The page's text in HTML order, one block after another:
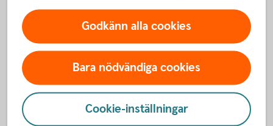
Ramavtal billeasing (5 bilar ochuppåt)
Bilpark via Autoplan (20 bilar ochuppåt)
För att se detta innehåll behöver du först
godkänna cookies för Funktioner, prestanda
och statistik.
Godkänn alla cookies
Bara nödvändiga cookies
Cookie-inställningar